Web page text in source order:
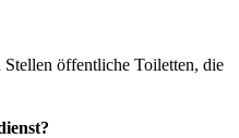
Stellen öffentliche Toiletten, die